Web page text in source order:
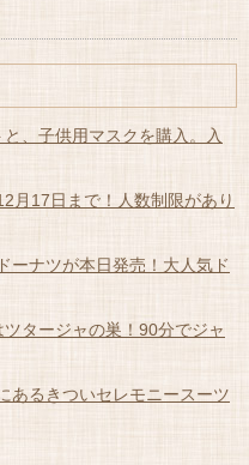
、子供用マスクを購入。入
月17日まで！人数制限があり
ーナツが本日発売！大人気ド
ツタージャの巣！90分でジャ
あるきついセレモニースーツ